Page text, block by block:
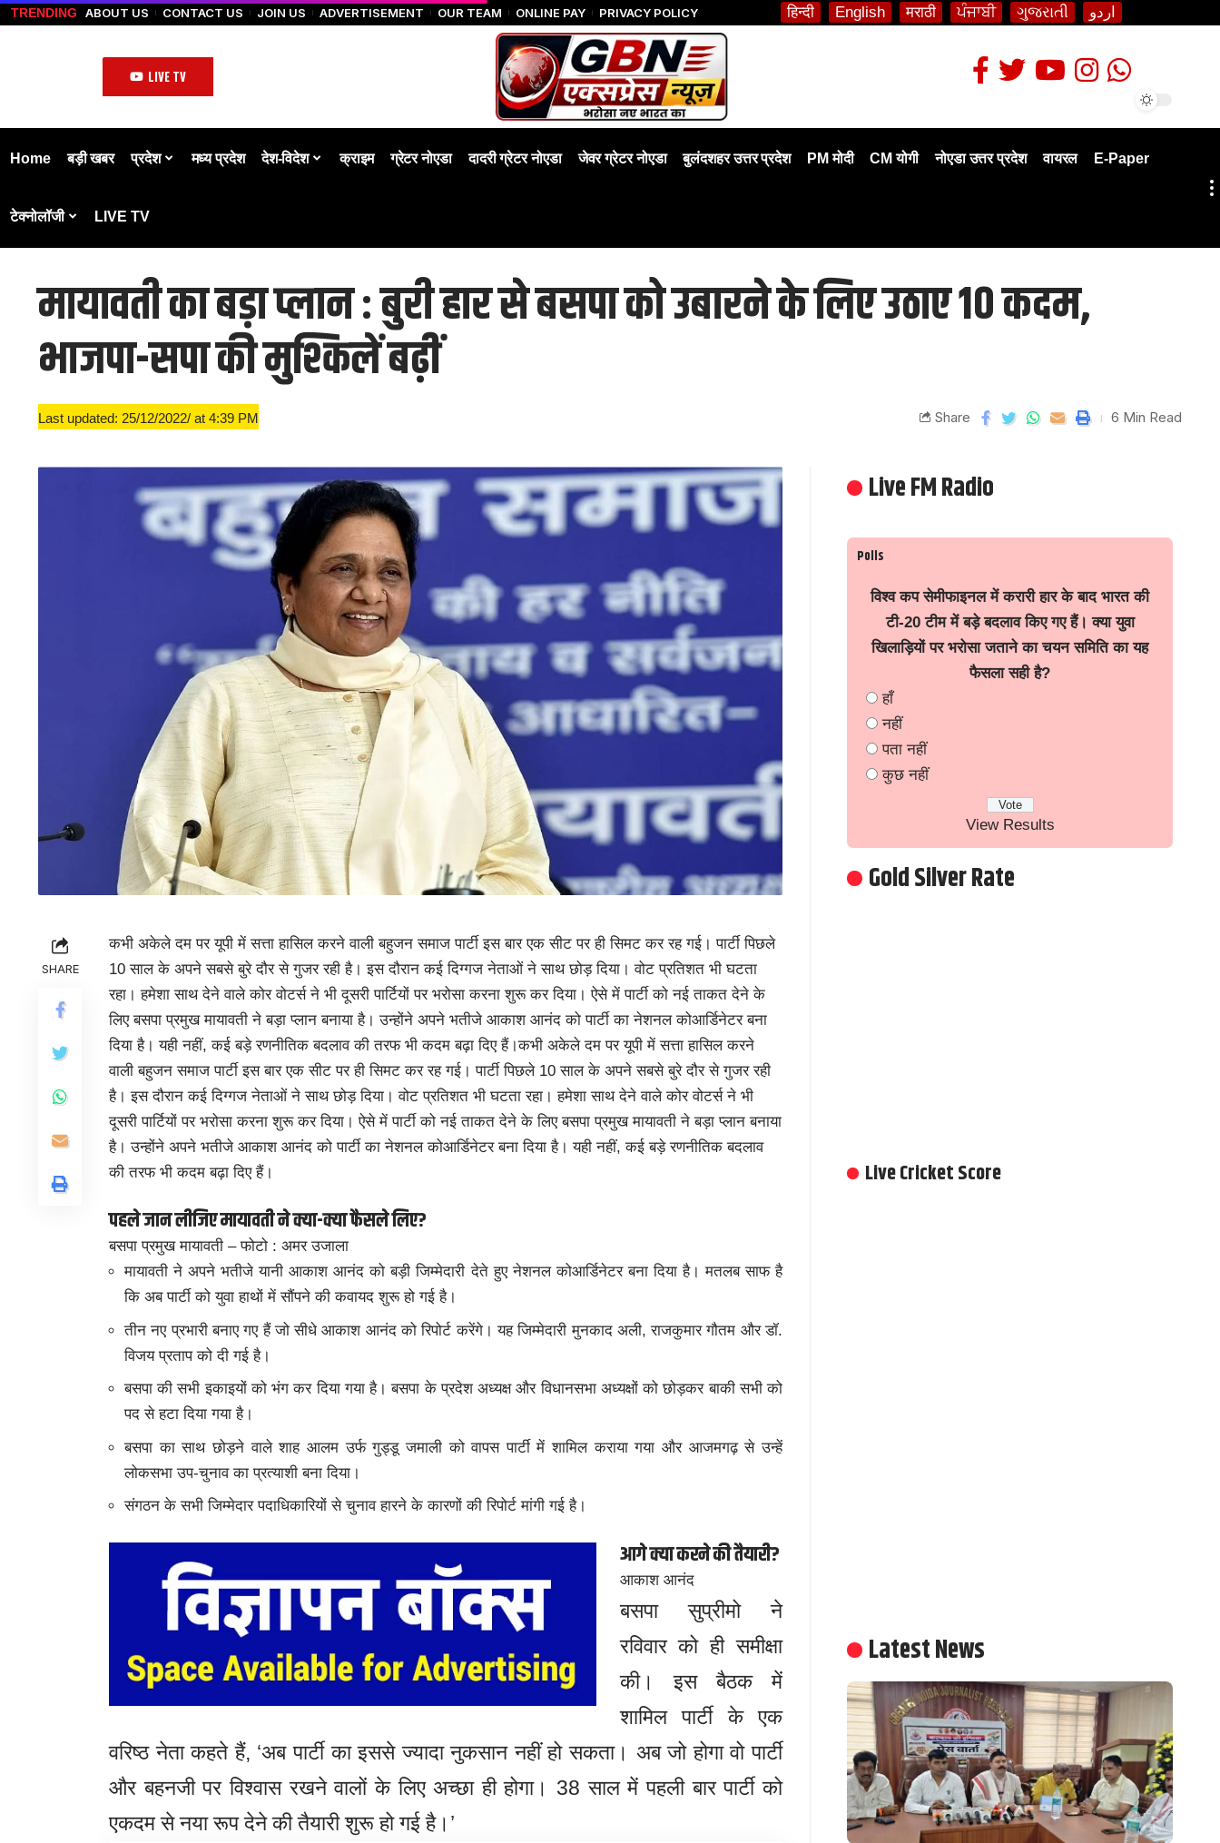
TRENDING ABOUT US CONTACT US JOIN US ADVERTISEMENT OUR TEAM ONLINE PAY PRIVACY POLICY हिन्दी English मराठी ਪੰਜਾਬੀ ગુજરાતી اردو
LIVE TV
Home बड़ी खबर प्रदेश मध्य प्रदेश देश-विदेश क्राइम ग्रेटर नोएडा दादरी ग्रेटर नोएडा जेवर ग्रेटर नोएडा बुलंदशहर उत्तर प्रदेश PM मोदी CM योगी नोएडा उत्तर प्रदेश वायरल E-Paper
टेक्नोलॉजी LIVE TV
मायावती का बड़ा प्लान : बुरी हार से बसपा को उबारने के लिए उठाए 10 कदम,
भाजपा-सपा की मुश्किलें बढ़ीं
Last updated: 25/12/2022/ at 4:39 PM Share 6 Min Read
SHARE
कभी अकेले दम पर यूपी में सत्ता हासिल करने वाली बहुजन समाज पार्टी इस बार एक सीट पर ही सिमट कर रह गई। पार्टी पिछले
10 साल के अपने सबसे बुरे दौर से गुजर रही है। इस दौरान कई दिग्गज नेताओं ने साथ छोड़ दिया। वोट प्रतिशत भी घटता
रहा। हमेशा साथ देने वाले कोर वोटर्स ने भी दूसरी पार्टियों पर भरोसा करना शुरू कर दिया। ऐसे में पार्टी को नई ताकत देने के
लिए बसपा प्रमुख मायावती ने बड़ा प्लान बनाया है। उन्होंने अपने भतीजे आकाश आनंद को पार्टी का नेशनल कोआर्डिनेटर बना
दिया है। यही नहीं, कई बड़े रणनीतिक बदलाव की तरफ भी कदम बढ़ा दिए हैं।कभी अकेले दम पर यूपी में सत्ता हासिल करने
वाली बहुजन समाज पार्टी इस बार एक सीट पर ही सिमट कर रह गई। पार्टी पिछले 10 साल के अपने सबसे बुरे दौर से गुजर रही
है। इस दौरान कई दिग्गज नेताओं ने साथ छोड़ दिया। वोट प्रतिशत भी घटता रहा। हमेशा साथ देने वाले कोर वोटर्स ने भी
दूसरी पार्टियों पर भरोसा करना शुरू कर दिया। ऐसे में पार्टी को नई ताकत देने के लिए बसपा प्रमुख मायावती ने बड़ा प्लान बनाया
है। उन्होंने अपने भतीजे आकाश आनंद को पार्टी का नेशनल कोआर्डिनेटर बना दिया है। यही नहीं, कई बड़े रणनीतिक बदलाव
की तरफ भी कदम बढ़ा दिए हैं।
पहले जान लीजिए मायावती ने क्या-क्या फैसले लिए?
बसपा प्रमुख मायावती – फोटो : अमर उजाला
मायावती ने अपने भतीजे यानी आकाश आनंद को बड़ी जिम्मेदारी देते हुए नेशनल कोआर्डिनेटर बना दिया है। मतलब साफ है
कि अब पार्टी को युवा हाथों में सौंपने की कवायद शुरू हो गई है।
तीन नए प्रभारी बनाए गए हैं जो सीधे आकाश आनंद को रिपोर्ट करेंगे। यह जिम्मेदारी मुनकाद अली, राजकुमार गौतम और डॉ.
विजय प्रताप को दी गई है।
बसपा की सभी इकाइयों को भंग कर दिया गया है। बसपा के प्रदेश अध्यक्ष और विधानसभा अध्यक्षों को छोड़कर बाकी सभी को
पद से हटा दिया गया है।
बसपा का साथ छोड़ने वाले शाह आलम उर्फ गुड्डू जमाली को वापस पार्टी में शामिल कराया गया और आजमगढ़ से उन्हें
लोकसभा उप-चुनाव का प्रत्याशी बना दिया।
संगठन के सभी जिम्मेदार पदाधिकारियों से चुनाव हारने के कारणों की रिपोर्ट मांगी गई है।
आगे क्या करने की तैयारी?
आकाश आनंद
बसपा सुप्रीमो ने
रविवार को ही समीक्षा
की। इस बैठक में
शामिल पार्टी के एक
वरिष्ठ नेता कहते हैं, ‘अब पार्टी का इससे ज्यादा नुकसान नहीं हो सकता। अब जो होगा वो पार्टी
और बहनजी पर विश्वास रखने वालों के लिए अच्छा ही होगा। 38 साल में पहली बार पार्टी को
एकदम से नया रूप देने की तैयारी शुरू हो गई है।’
Live FM Radio
Polls
विश्व कप सेमीफाइनल में करारी हार के बाद भारत की
टी-20 टीम में बड़े बदलाव किए गए हैं। क्या युवा
खिलाड़ियों पर भरोसा जताने का चयन समिति का यह
फैसला सही है?
हाँ
नहीं
पता नहीं
कुछ नहीं
View Results
Gold Silver Rate
Live Cricket Score
Latest News